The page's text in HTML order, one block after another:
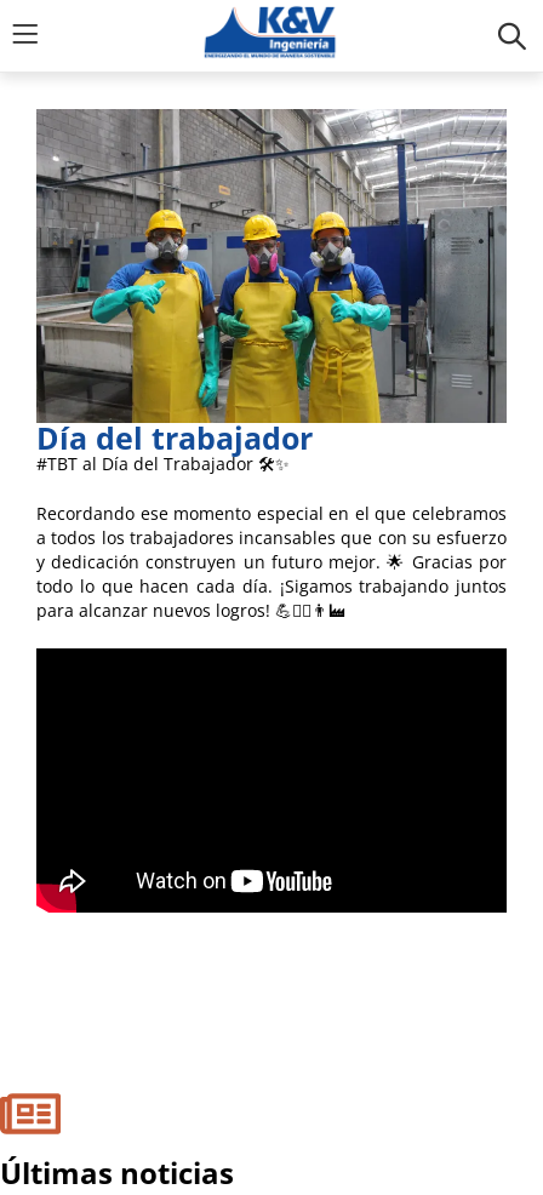
Día del trabajador
#TBT al Día del Trabajador 🛠️✨
Recordando ese momento especial en el que celebramos
a todos los trabajadores incansables que con su esfuerzo
y dedicación construyen un futuro mejor. 🌟 Gracias por
todo lo que hacen cada día. ¡Sigamos trabajando juntos
para alcanzar nuevos logros! 💪👷‍♀️👨‍🏭
Últimas noticias